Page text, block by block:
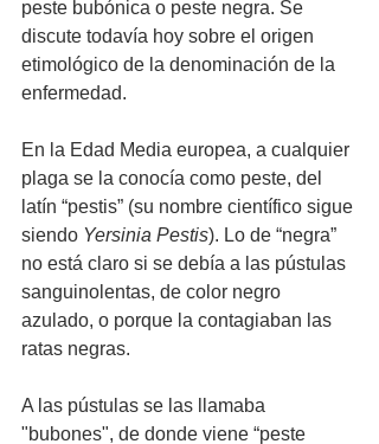
peste bubónica o peste negra. Se
discute todavía hoy sobre el origen
etimológico de la denominación de la
enfermedad.
En la Edad Media europea, a cualquier
plaga se la conocía como peste, del
latín “pestis” (su nombre científico sigue
siendo Yersinia Pestis). Lo de “negra”
no está claro si se debía a las pústulas
sanguinolentas, de color negro
azulado, o porque la contagiaban las
ratas negras.
A las pústulas se las llamaba
"bubones", de donde viene “peste